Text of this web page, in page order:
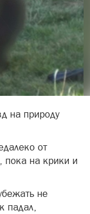
на природу
от
на крики и
не
падал,